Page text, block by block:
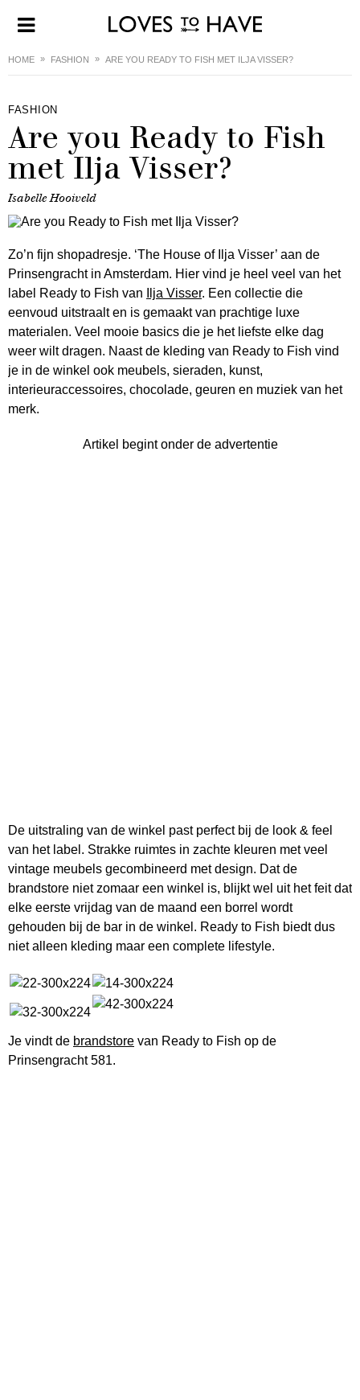
HOME FASHION ARE YOU READY TO FISH MET ILJA VISSER?
FASHION
Are you Ready to Fish
met Ilja Visser?
Isabelle Hooiveld
Zo’n fijn shopadresje. ‘The House of Ilja Visser’ aan de
Prinsengracht in Amsterdam. Hier vind je heel veel van het
label Ready to Fish van
Ilja Visser. Een collectie die
eenvoud uitstraalt en is gemaakt van prachtige luxe
materialen. Veel mooie basics die je het liefste elke dag
weer wilt dragen. Naast de kleding van Ready to Fish vind
je in de winkel ook meubels, sieraden, kunst,
interieuraccessoires, chocolade, geuren en muziek van het
merk.
Artikel begint onder de advertentie
De uitstraling van de winkel past perfect bij de look & feel
van het label. Strakke ruimtes in zachte kleuren met veel
vintage meubels gecombineerd met design. Dat de
brandstore niet zomaar een winkel is, blijkt wel uit het feit dat
elke eerste vrijdag van de maand een borrel wordt
gehouden bij de bar in de winkel. Ready to Fish biedt dus
niet alleen kleding maar een complete lifestyle.
Je vindt de brandstore van Ready to Fish op de
Prinsengracht 581.